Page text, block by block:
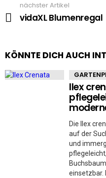
nächster Artikel
vidaXL Blumenregal
KÖNNTE DICH AUCH
Ilex
Die Ilex
auf der
und
einsetzbar.